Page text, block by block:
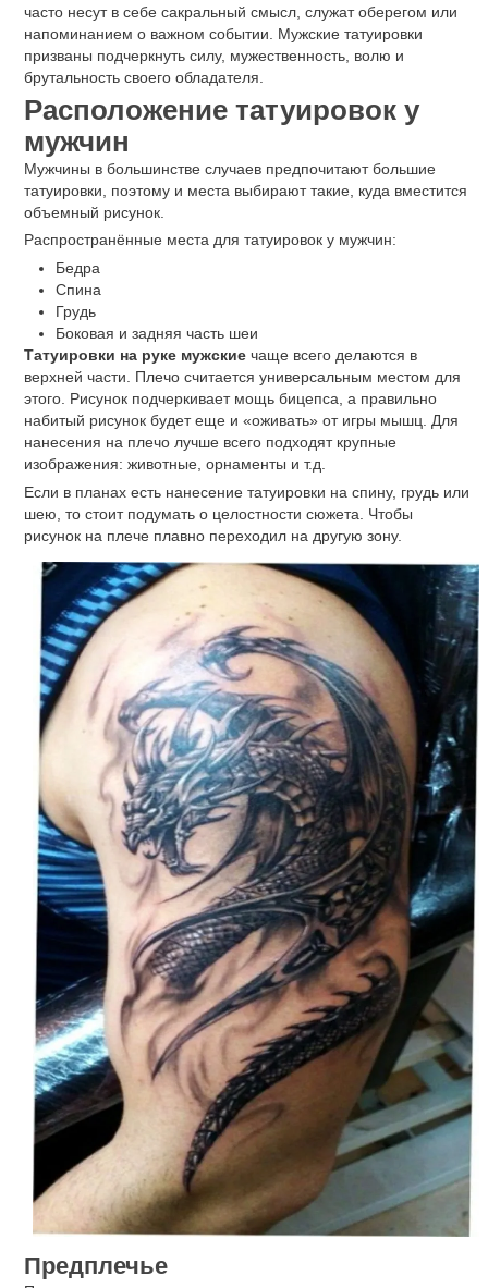
часто несут в себе сакральный смысл, служат оберегом или
напоминанием о важном событии. Мужские татуировки
призваны подчеркнуть силу, мужественность, волю и
брутальность своего обладателя.
Расположение татуировок у
мужчин
Мужчины в большинстве случаев предпочитают большие
татуировки, поэтому и места выбирают такие, куда вместится
объемный рисунок.
Распространённые места для татуировок у мужчин:
Бедра
Спина
Грудь
Боковая и задняя часть шеи
Татуировки на руке мужские чаще всего делаются в
верхней части. Плечо считается универсальным местом для
этого. Рисунок подчеркивает мощь бицепса, а правильно
набитый рисунок будет еще и «оживать» от игры мышц. Для
нанесения на плечо лучше всего подходят крупные
изображения: животные, орнаменты и т.д.
Если в планах есть нанесение татуировки на спину, грудь или
шею, то стоит подумать о целостности сюжета. Чтобы
рисунок на плече плавно переходил на другую зону.
Предплечье